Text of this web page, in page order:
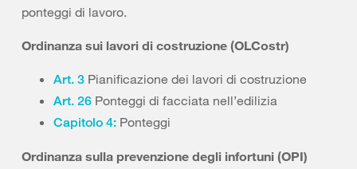
ponteggi di lavoro.
Ordinanza sui lavori di costruzione (OLCostr)
Art. 3 Pianificazione dei lavori di costruzione
Art. 26 Ponteggi di facciata nell’edilizia
Capitolo 4: Ponteggi
Ordinanza sulla prevenzione degli infortuni (OPI)